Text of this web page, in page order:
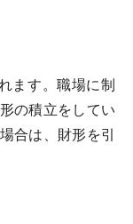
ます。職場に制
の積立をしてい
合は、財形を引